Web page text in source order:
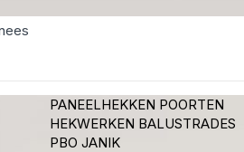
PANEELHEKKEN POORTEN
HEKWERKEN BALUSTRADES
PBO JANIK